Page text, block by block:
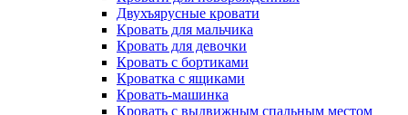
Двухъярусные кровати
Кровать для мальчика
Кровать для девочки
Кровать с бортиками
Кроватка с ящиками
Кровать-машинка
Кровать с выдвижным спальным местом